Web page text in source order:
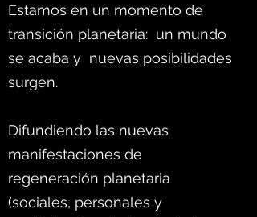
Estamos en un momento de
transición planetaria: un mundo
se acaba y nuevas posibilidades
surgen.
Difundiendo las nuevas
manifestaciones de
regeneración planetaria
(sociales, personales y